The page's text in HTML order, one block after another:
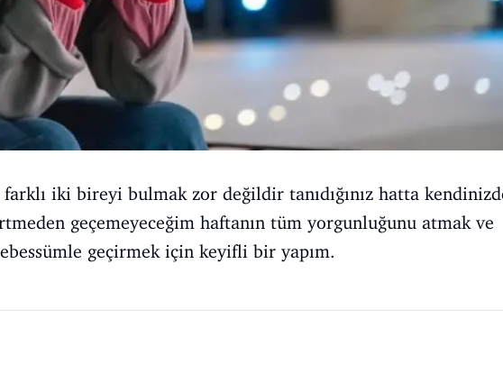
farklı iki bireyi bulmak zor değildir tanıdığınız hatta
geçemeyeceğim haftanın tüm yorgunluğunu atmak ve
geçirmek için keyifli bir yapım.